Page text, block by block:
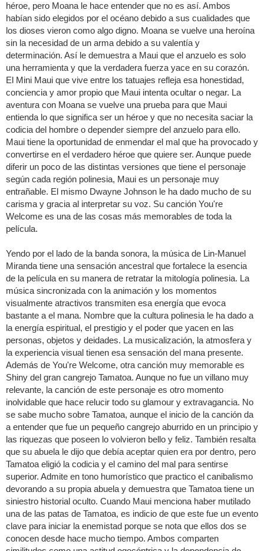
héroe, pero Moana le hace entender que no es así. Ambos
habían sido elegidos por el océano debido a sus cualidades que
los dioses vieron como algo digno. Moana se vuelve una heroína
sin la necesidad de un arma debido a su valentía y
determinación. Así le demuestra a Maui que el anzuelo es solo
una herramienta y que la verdadera fuerza yace en su corazón.
El Mini Maui que vive entre los tatuajes refleja esa honestidad,
conciencia y amor propio que Maui intenta ocultar o negar. La
aventura con Moana se vuelve una prueba para que Maui
entienda lo que significa ser un héroe y que no necesita saciar la
codicia del hombre o depender siempre del anzuelo para ello.
Maui tiene la oportunidad de enmendar el mal que ha provocado y
convertirse en el verdadero héroe que quiere ser. Aunque puede
diferir un poco de las distintas versiones que tiene el personaje
según cada región polinesia, Maui es un personaje muy
entrañable. El mismo Dwayne Johnson le ha dado mucho de su
carisma y gracia al interpretar su voz. Su canción You're
Welcome es una de las cosas más memorables de toda la
película.
Yendo por el lado de la banda sonora, la música de Lin-Manuel
Miranda tiene una sensación ancestral que fortalece la esencia
de la película en su manera de retratar la mitología polinesia. La
música sincronizada con la animación y los momentos
visualmente atractivos transmiten esa energía que evoca
bastante a el mana. Nombre que la cultura polinesia le ha dado a
la energía espiritual, el prestigio y el poder que yacen en las
personas, objetos y deidades. La musicalización, la atmosfera y
la experiencia visual tienen esa sensación del mana presente.
Además de You're Welcome, otra canción muy memorable es
Shiny del gran cangrejo Tamatoa. Aunque no fue un villano muy
relevante, la canción de este personaje es otro momento
inolvidable que hace relucir todo su glamour y extravagancia. No
se sabe mucho sobre Tamatoa, aunque el inicio de la canción da
a entender que fue un pequeño cangrejo aburrido en un principio y
las riquezas que poseen lo volvieron bello y feliz. También resalta
que su abuela le dijo que debía aceptar quien era por dentro, pero
Tamatoa eligió la codicia y el camino del mal para sentirse
superior. Admite en tono humorístico que practico el canibalismo
devorando a su propia abuela y demuestra que Tamatoa tiene un
siniestro historial oculto. Cuando Maui menciona haber mutilado
una de las patas de Tamatoa, es indicio de que este fue un evento
clave para iniciar la enemistad porque se nota que ellos dos se
conocen desde hace mucho tiempo. Ambos comparten